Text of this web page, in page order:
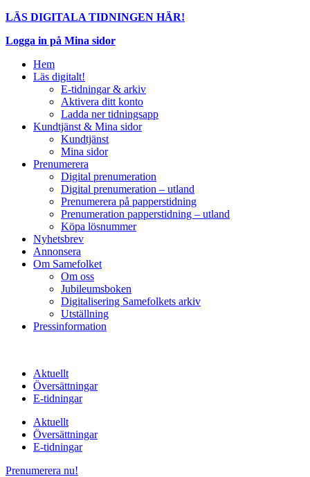
LÄS DIGITALA TIDNINGEN HÄR!
Logga in på Mina sidor
Hem
Läs digitalt!
E-tidningar & arkiv
Aktivera ditt konto
Ladda ner tidningsapp
Kundtjänst & Mina sidor
Kundtjänst
Mina sidor
Prenumerera
Digital prenumeration
Digital prenumeration – utland
Prenumerera på papperstidning
Prenumeration papperstidning – utland
Köpa lösnummer
Nyhetsbrev
Annonsera
Om Samefolket
Om oss
Jubileumsboken
Digitalisering Samefolkets arkiv
Utställning
Pressinformation
Aktuellt
Översättningar
E-tidningar
Aktuellt
Översättningar
E-tidningar
Prenumerera nu!